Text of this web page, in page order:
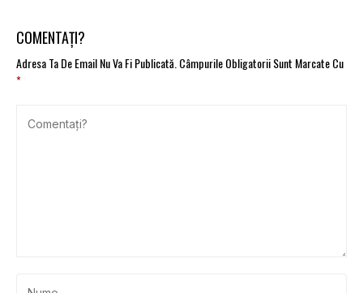
COMENTAȚI?
Adresa Ta De Email Nu Va Fi Publicată.Câmpurile Obligatorii Sunt Marcate Cu
*